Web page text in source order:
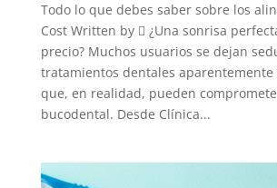
Todo lo que debes saber sobre los
Cost Written by  ¿Una sonrisa
precio? Muchos usuarios se dejan
tratamientos dentales aparentemente
que, en realidad, pueden
bucodental. Desde Clínica...